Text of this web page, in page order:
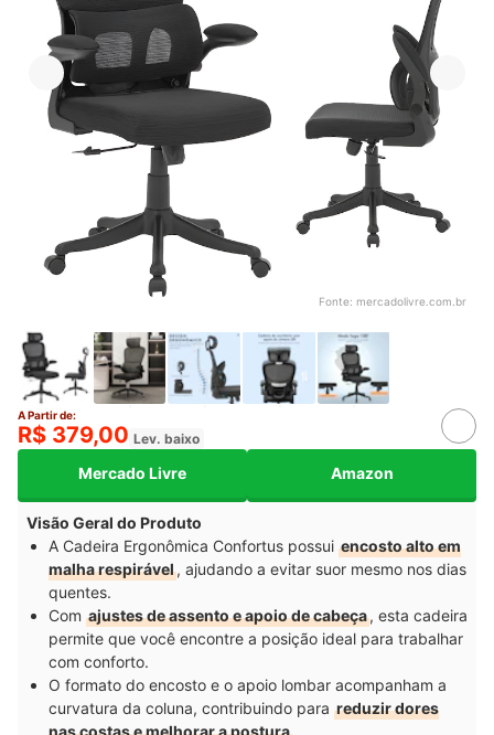
Fonte: mercadolivre.com.br
A Partir de:
R$ 379,00 Lev. baixo
Mercado Livre Amazon
Visão Geral do Produto
A Cadeira Ergonômica Confortus possui encosto alto em
malha respirável, ajudando a evitar suor mesmo nos dias
quentes.
Com ajustes de assento e apoio de cabeça, esta cadeira
permite que você encontre a posição ideal para trabalhar
com conforto.
O formato do encosto e o apoio lombar acompanham a
curvatura da coluna, contribuindo para reduzir dores
nas costas e melhorar a postura.